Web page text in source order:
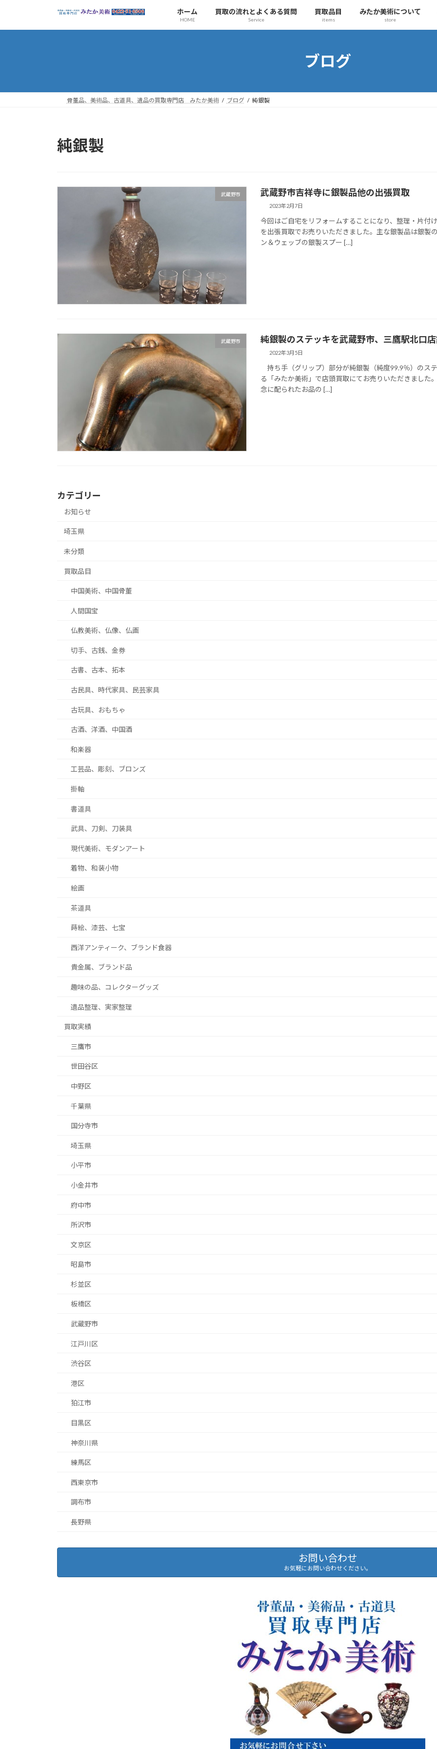
テ
ゲ
ホーム
HOME
買取の流れとよくある質問
Service
買取品目
items
みたか美術について
store
ブログ
骨董品、美術品、古道具、遺品の買取専門店 みたか美術 ブログ 純銀製
純銀製
武蔵野市 武蔵野市吉祥寺に銀製品他の出張買取
2023年2月7日
今回はご自宅をリフォームすることになり、整理・片付
を出張買取でお売りいただきました。主な銀製品は銀製
ン＆ウェッブの銀製スプー […]
武蔵野市 純銀製のステッキを武蔵野市、三鷹駅北口
2022年3月5日
持ち手（グリップ）部分が純銀製（純度99.9％）のス
る「みたか美術」で店頭買取にてお売りいただきました
念に配られたお品の […]
カテゴリー
お知らせ
埼玉県
未分類
買取品目
中国美術、中国骨董
人間国宝
仏教美術、仏像、仏画
切手、古銭、金券
古書、古本、拓本
古民具、時代家具、民芸家具
古玩具、おもちゃ
古酒、洋酒、中国酒
和楽器
工芸品、彫刻、ブロンズ
掛軸
書道具
武具、刀剣、刀装具
現代美術、モダンアート
着物、和装小物
絵画
茶道具
蒔絵、漆芸、七宝
西洋アンティーク、ブランド食器
貴金属、ブランド品
趣味の品、コレクターグッズ
遺品整理、実家整理
買取実績
三鷹市
世田谷区
中野区
千葉県
国分寺市
埼玉県
小平市
小金井市
府中市
所沢市
文京区
昭島市
杉並区
板橋区
武蔵野市
江戸川区
渋谷区
港区
狛江市
目黒区
神奈川県
練馬区
西東京市
調布市
長野県
お問い合わせ
お気軽にお問い合わせください。